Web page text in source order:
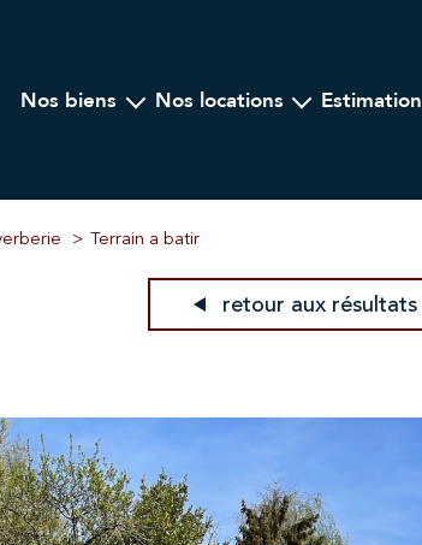
nos biens
Programme Neuf
Professionnel
nos locations
Locations saisonnières
estimation
Terrain a batir
retour aux résultats